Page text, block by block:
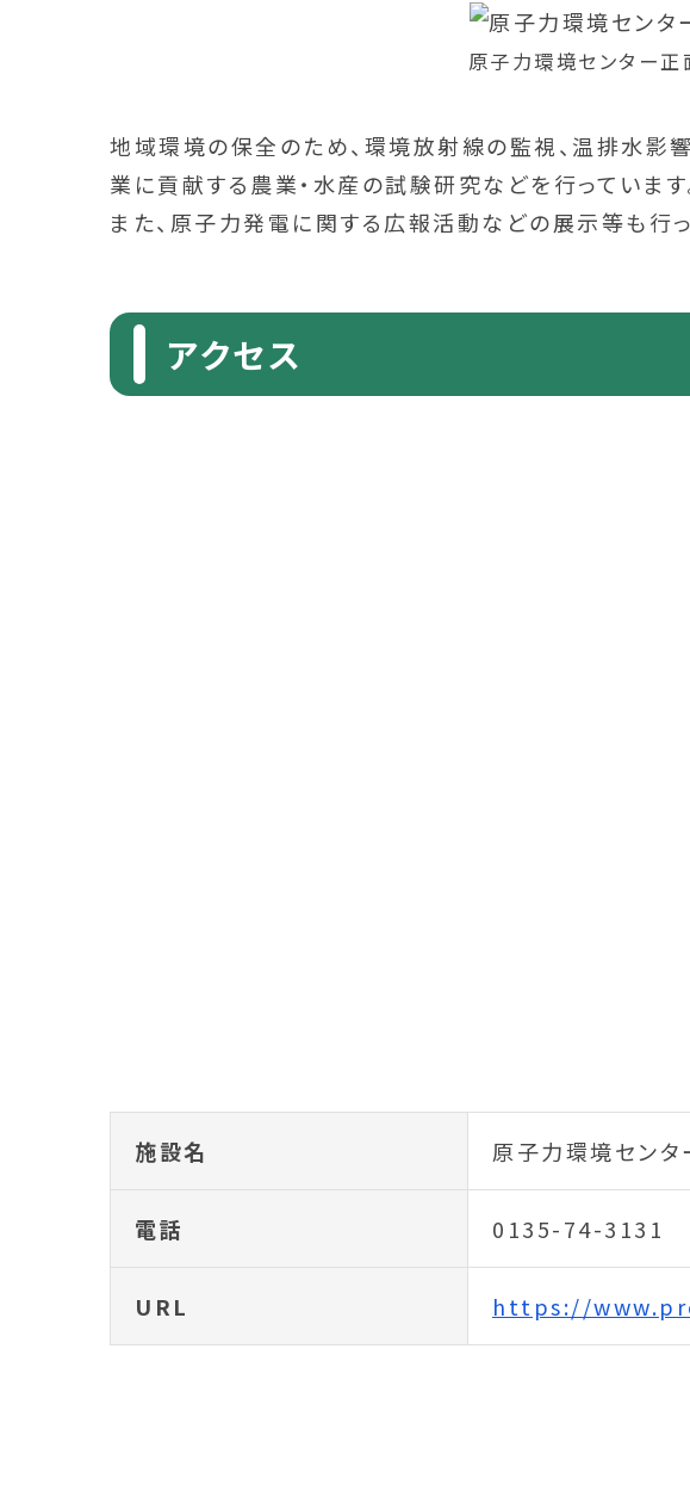
原子力環境センター正
地域環境の保全のため、環境放射線の監視、温排水影
業に貢献する農業・水産の試験研究などを行っています
また、原子力発電に関する広報活動などの展示等も行っ
アクセス
施設名 原子力環境センタ
電話 0135-74-3131
URL https://